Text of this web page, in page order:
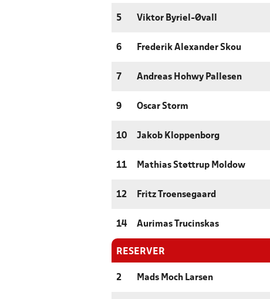
5 Viktor Byriel-Øvall
6 Frederik Alexander Skou
7 Andreas Hohwy Pallesen
9 Oscar Storm
10 Jakob Kloppenborg
11 Mathias Støttrup Moldow
12 Fritz Troensegaard
14 Aurimas Trucinskas
RESERVER
2 Mads Moch Larsen